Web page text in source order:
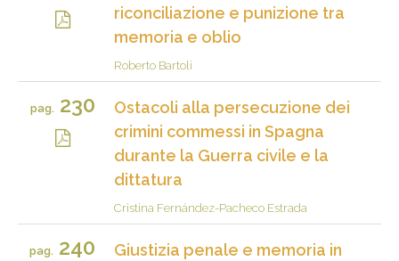
riconciliazione e punizione tra
memoria e oblio
Roberto Bartoli
pag.230
Ostacoli alla persecuzione dei
crimini commessi in Spagna
durante la Guerra civile e la
dittatura
Cristina Fernández-Pacheco Estrada
pag. 240
Giustizia penale e memoria in